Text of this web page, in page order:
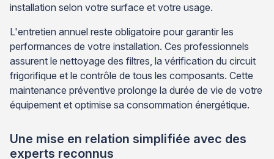
installation selon votre surface et votre usage.
L'entretien annuel reste obligatoire pour garantir les
performances de votre installation. Ces professionnels
assurent le nettoyage des filtres, la vérification du circuit
frigorifique et le contrôle de tous les composants. Cette
maintenance préventive prolonge la durée de vie de votre
équipement et optimise sa consommation énergétique.
Une mise en relation simplifiée avec des
experts reconnus